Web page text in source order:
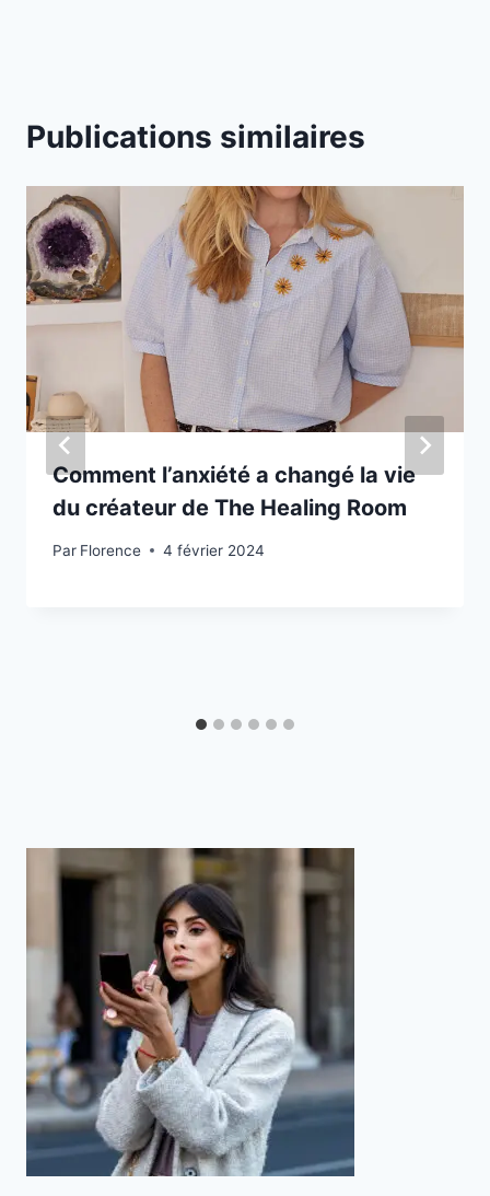
Publications similaires
Comment l’anxiété a changé la vie
du créateur de The Healing Room
Par Florence 4 février 2024